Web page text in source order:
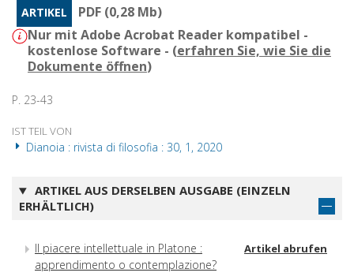
ARTIKEL
PDF (0,28 Mb)
Nur mit Adobe Acrobat Reader kompatibel -
kostenlose Software - (erfahren Sie, wie Sie die
Dokumente öffnen)
P. 23-43
IST TEIL VON
Dianoia : rivista di filosofia : 30, 1, 2020
ARTIKEL AUS DERSELBEN AUSGABE (EINZELN
ERHÄLTLICH)
Il piacere intellettuale in Platone :
apprendimento o contemplazione?
Artikel abrufen